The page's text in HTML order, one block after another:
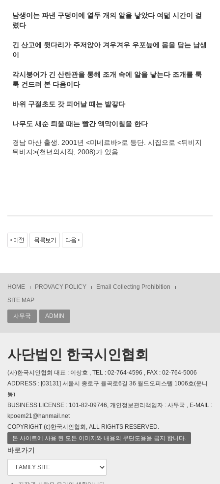
남생이는 파낸 구덩이에 열두 개의 알을 낳았다 여덟 시간이 걸
렸다
긴 산고에 뒷다리가 주저앉아 겨우겨우 우포늪에 몸을 담는 남생
이
각시붕어가 긴 산란관을 통해 조개 속에 알을 낳는다 조개를 툭
툭 건드려 본 다음이다
바위 구절초도 갓 피어날 때는 발갛다
나무도 새순 틔울 때는 빨간 액막이칠을 한다
경남 마산 출생. 2001년 <미네르바>로 등단. 시집으로 <뒤비지
뒤비지>(천년의시작, 2008)가 있음.
HOME PROVACY POLICY
Email Collecting Prohibition
SITE MAP
사무국 ADMIN
사단법인 한국시인협회
(사)한국시인협회 대표 : 이상호 , TEL : 02-764-4596 , FAX : 02-764-5006
ADDRESS : [03131] 서울시 종로구 율곡로6길 36 월드오피스텔 1006호(운니
동)
BUSINESS LICENSE : 101-82-09746, 개인정보관리책임자 : 사무국 , E-MAIL :
kpoem21@hanmail.net
COPYRIGHT (c)한국시인협회, ALL RIGHTS RESERVED.
본 사이트에 사용 된 모든 이미지와 내용의 무단도용을 금지 합니다.
바로가기